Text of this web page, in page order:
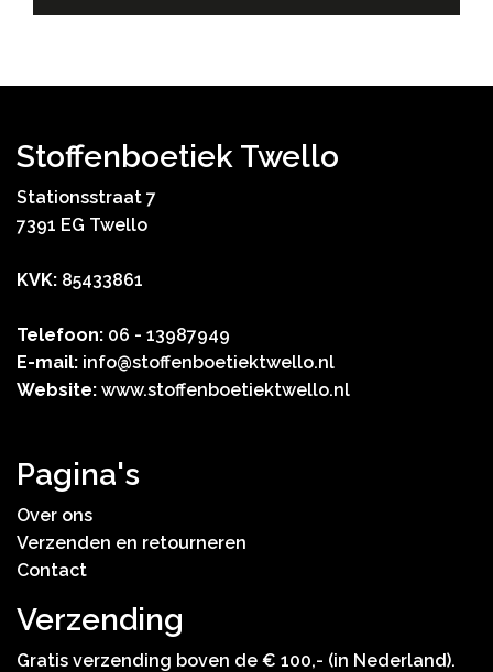
Stoffenboetiek Twello
Stationsstraat 7
7391 EG Twello
KVK: 85433861
Telefoon: 06 - 13987949
E-mail: info@stoffenboetiektwello.nl
Website: www.stoffenboetiektwello.nl
Pagina's
Over ons
Verzenden en retourneren
Contact
Verzending
Gratis verzending boven de € 100,- (in Nederland).